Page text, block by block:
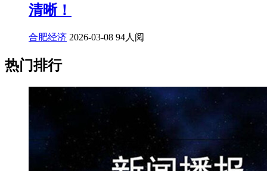
清晰！
合肥经济 2026-03-08 94人阅
热门排行